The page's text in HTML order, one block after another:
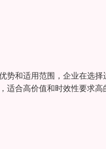
势和适用范围，企业在选择
适合高价值和时效性要求高